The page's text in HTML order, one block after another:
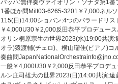
バッハ:無伴奏ヴァイオリン・ソナタ第1
1番ほか問Mitt03-6265-3201￥7,000ネル
115(日)14:00ショパン:4つのバラードリ
￥4,000U30￥2,000反田恭平プロデュー
オリン桐原宗生の世界2023(水)19:00共演
オラ)猿渡輔(チェロ)、横山瑠佳(ピアノ)
奏曲問
一般￥4,000U30￥2,000反田恭平プロデ
ルン庄司雄大の世界2023(日)14:00共演: